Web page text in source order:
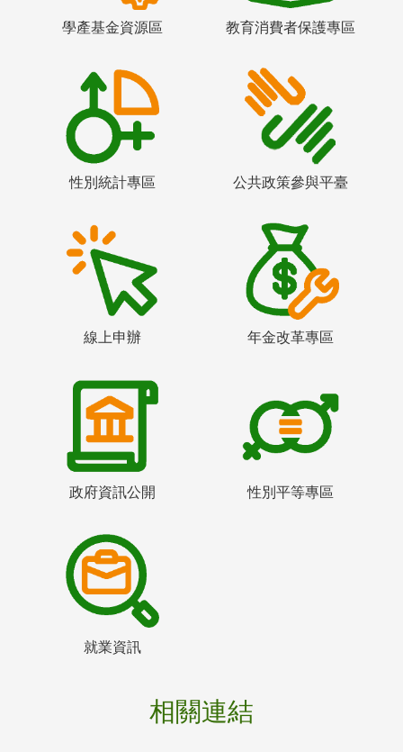
學產基金資源區 教育消費者保護專區
性別統計專區 公共政策參與平臺
線上申辦 年金改革專區
政府資訊公開 性別平等專區
就業資訊
相關連結